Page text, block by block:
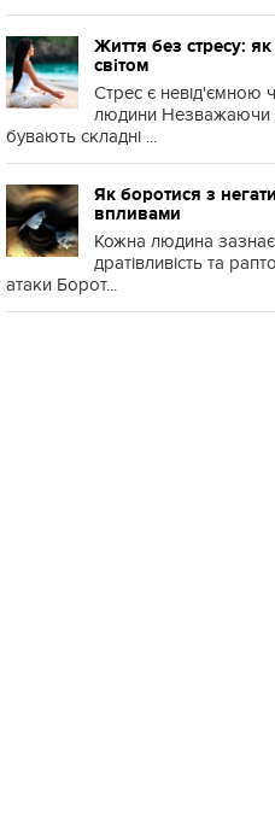
Життя без стресу: як
світом
Стрес є невід'ємною
людини Незважаючи
бувають складні ...
Як боротися з
впливами
Кожна людина
дратівливість та
атаки Борот...